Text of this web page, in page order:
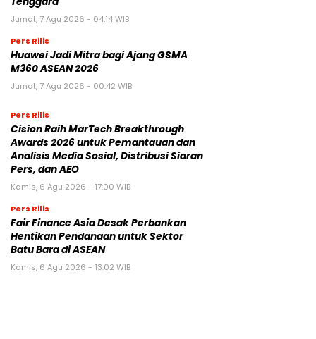
Jumat, 7 Agu 2026 - 04:14 WIB
Pers Rilis
Huawei Jadi Mitra bagi Ajang GSMA
M360 ASEAN 2026
Jumat, 7 Agu 2026 - 00:42 WIB
Pers Rilis
Cision Raih MarTech Breakthrough
Awards 2026 untuk Pemantauan dan
Analisis Media Sosial, Distribusi Siaran
Pers, dan AEO
Kamis, 6 Agu 2026 - 17:00 WIB
Pers Rilis
Fair Finance Asia Desak Perbankan
Hentikan Pendanaan untuk Sektor
Batu Bara di ASEAN
Kamis, 6 Agu 2026 - 13:02 WIB